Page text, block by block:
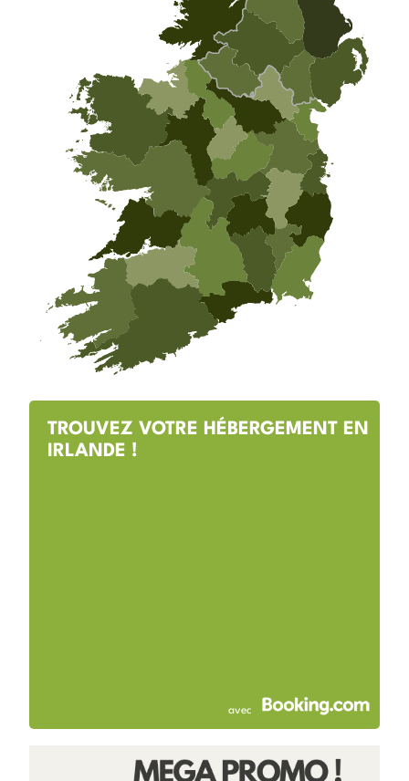
TROUVEZ VOTRE HÉBERGEMENT EN
IRLANDE !
avec